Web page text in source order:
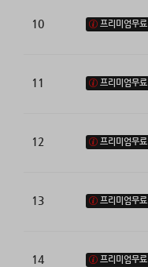
10 프리미엄무료
11 프리미엄무료
12 프리미엄무료
13 프리미엄무료
14 프리미엄무료